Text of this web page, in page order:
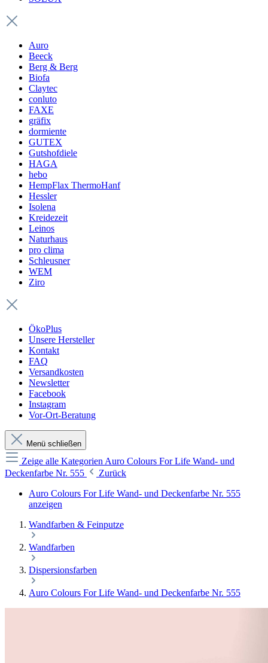
Auro
Beeck
Berg & Berg
Biofa
Claytec
conluto
FAXE
gräfix
dormiente
GUTEX
Gutshofdiele
HAGA
hebo
HempFlax ThermoHanf
Hessler
Isolena
Kreidezeit
Leinos
Naturhaus
pro clima
Schleusner
WEM
Ziro
ÖkoPlus
Unsere Hersteller
Kontakt
FAQ
Versandkosten
Newsletter
Facebook
Instagram
Vor-Ort-Beratung
Menü schließen
Zeige alle Kategorien Auro Colours For Life Wand- und
Deckenfarbe Nr. 555
Zurück
Auro Colours For Life Wand- und Deckenfarbe Nr. 555
anzeigen
Wandfarben & Feinputze
Wandfarben
Dispersionsfarben
Auro Colours For Life Wand- und Deckenfarbe Nr. 555